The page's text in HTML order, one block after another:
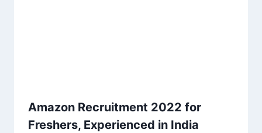
Amazon Recruitment 2022 for
Freshers, Experienced in India